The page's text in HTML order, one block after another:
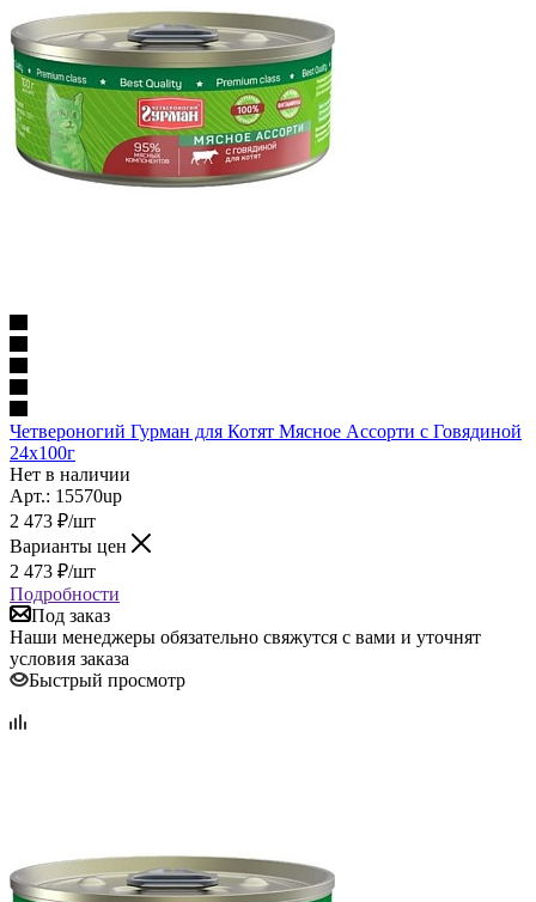
Четвероногий Гурман для Котят Мясное Ассорти с Говядиной
24х100г
Нет в наличии
Арт.: 15570up
2 473 ₽/шт
Варианты цен
2 473 ₽/шт
Подробности
Под заказ
Наши менеджеры обязательно свяжутся с вами и уточнят
условия заказа
Быстрый просмотр